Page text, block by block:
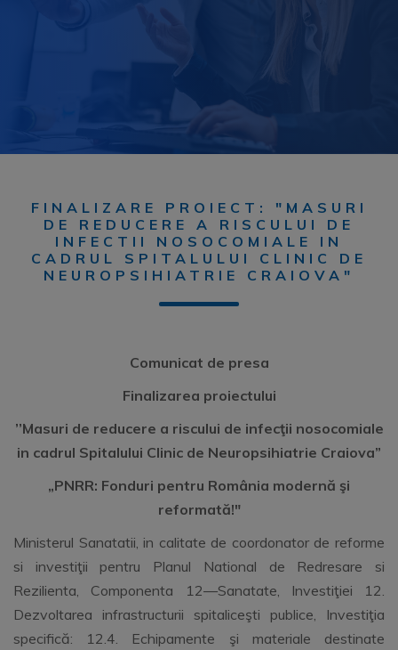
FINALIZARE PROIECT: "MASURI
DE REDUCERE A RISCULUI DE
INFECTII NOSOCOMIALE IN
CADRUL SPITALULUI CLINIC DE
NEUROPSIHIATRIE CRAIOVA"
Comunicat de presa
Finalizarea proiectului
’’Masuri de reducere a riscului de infecţii nosocomiale
in cadrul Spitalului Clinic de Neuropsihiatrie Craiova”
„PNRR: Fonduri pentru România modernă şi
reformată!"
Ministerul Sanatatii, in calitate de coordonator de reforme
si investiţii pentru Planul National de Redresare si
Rezilienta, Componenta 12—Sanatate, Investiţiei 12.
Dezvoltarea infrastructurii spitaliceşti publice, Investiţia
specifică: 12.4. Echipamente şi materiale destinate